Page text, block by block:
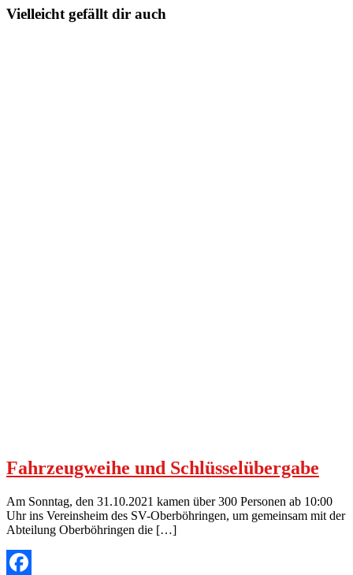
Vielleicht gefällt dir auch
Fahrzeugweihe und Schlüsselübergabe
Am Sonntag, den 31.10.2021 kamen über 300 Personen ab 10:00
Uhr ins Vereinsheim des SV-Oberböhringen, um gemeinsam mit der
Abteilung Oberböhringen die […]